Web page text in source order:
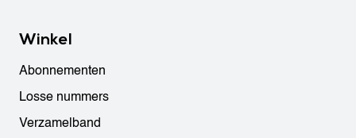
Winkel
Abonnementen
Losse nummers
Verzamelband